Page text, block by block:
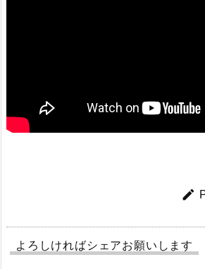

よろしければシェアお願いします